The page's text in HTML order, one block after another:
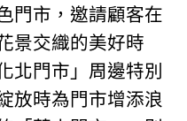
門市，邀請顧客在
景交織的美好時
北門市」周邊特別
放時為門市增添浪